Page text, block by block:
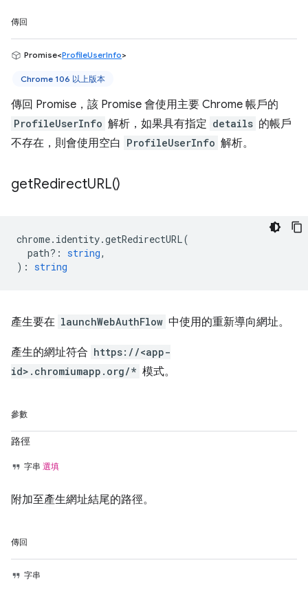
傳回
Promise<ProfileUserInfo>
Chrome 106 以上版本
傳回 Promise，該 Promise 會使用主要 Chrome 帳戶的
ProfileUserInfo 解析，如果具有指定 details 的帳戶
不存在，則會使用空白 ProfileUserInfo 解析。
getRedirectURL()
chrome. identity.getRedirectURL(
path? : string,
) : string
產生要在 launchWebAuthFlow 中使用的重新導向網址。
產生的網址符合 https://<app-
id>.chromiumapp.org/* 模式。
參數
路徑
字串 選填
附加至產生網址結尾的路徑。
傳回
字串